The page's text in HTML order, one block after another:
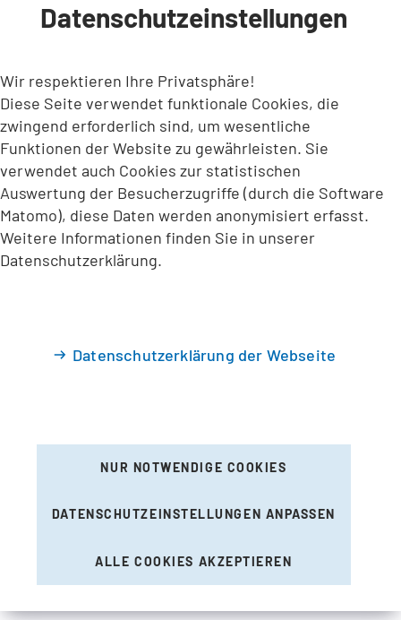
INHALT ANSPRINGEN
Datenschutzeinstellungen
Wir respektieren Ihre Privatsphäre!
Diese Seite verwendet funktionale Cookies, die
zwingend erforderlich sind, um wesentliche
Funktionen der Website zu gewährleisten. Sie
verwendet auch Cookies zur statistischen
Auswertung der Besucherzugriffe (durch die Software
Matomo), diese Daten werden anonymisiert erfasst.
Weitere Informationen finden Sie in unserer
Datenschutzerklärung.
Datenschutzerklärung der Webseite
NUR NOTWENDIGE COOKIES
DATENSCHUTZEINSTELLUNGEN ANPASSEN
ALLE COOKIES AKZEPTIEREN